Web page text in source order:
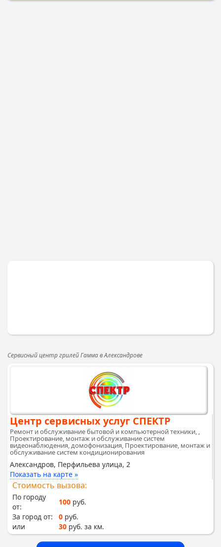
Сервисный центр грилей Гамма в Александрове
Центр сервисных услуг СПЕКТР
Ремонт и обслуживание бытовой и компьютерной техники, ,
Проектирование, монтаж и обслуживание систем
видеонаблюдения, домофонизация, Проектирование, монтаж и
обслуживание систем кондиционирования
Александров, Перфильева улица, 2
Показать на карте »
Стоимость вызова:
По городу
от:
100 руб.
За город от:
0 руб.
или
30 руб. за км.